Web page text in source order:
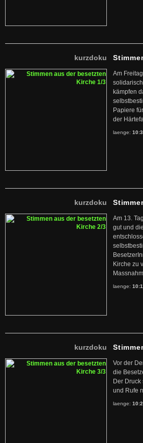
kurzdoku
Am
kämpfen
Papiere
der
laenge:
kurzdoku
Am 13.
gut und
Kirche zu
laenge:
kurzdoku
Vor der
die
Der
und Rufe
laenge: